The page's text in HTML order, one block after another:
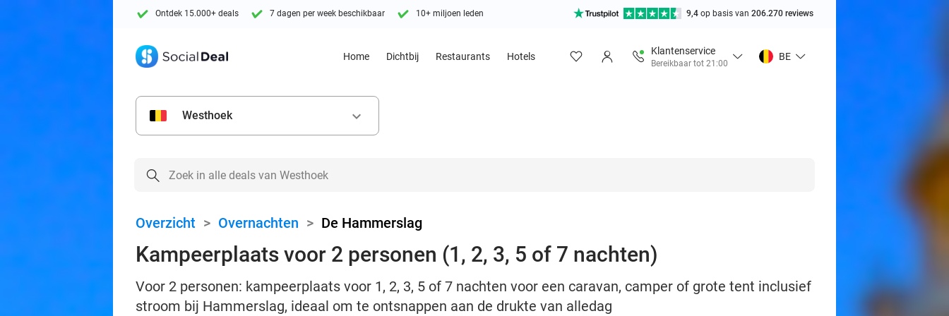
Ontdek 15.000+ deals 7 dagen per week beschikbaar 10+ miljoen leden 9,4 op basis van 206.270 reviews
Home Dichtbij Restaurants Hotels
Klantenservice
Bereikbaar tot 21:00
BE
Westhoek keyboard_arrow_down
Overzicht > Overnachten > De Hammerslag
Kampeerplaats voor 2 personen (1, 2, 3, 5 of 7 nachten)
Voor 2 personen: kampeerplaats voor 1, 2, 3, 5 of 7 nachten voor een caravan, camper of grote tent inclusief
stroom bij Hammerslag, ideaal om te ontsnappen aan de drukte van alledag